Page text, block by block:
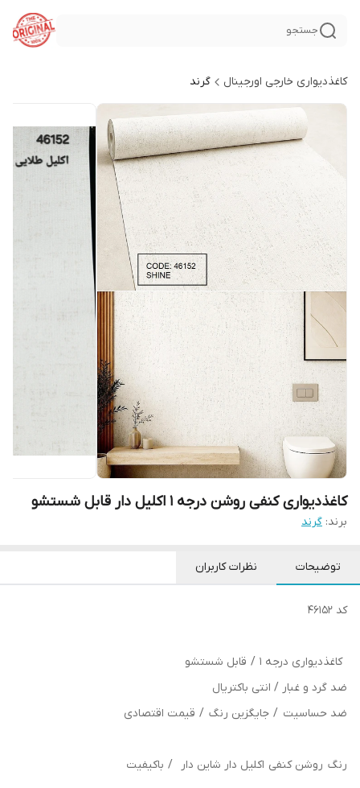
جستجو
کاغذدیواری خارجی اورجینال گرند
کاغذدیواری کنفی روشن درجه 1 اکلیل دار قابل شستشو
برند: گرند
توضیحات نظرات کاربران
کد 46152
کاغذدیواری درجه 1 / قابل شستشو
ضد گرد و غبار / انتی باکتریال
ضد حساسیت / جایگزین رنگ / قیمت اقتصادی
رنگ روشن کنفی اکلیل دار شاین دار / باکیفیت